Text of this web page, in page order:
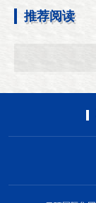
推荐阅读